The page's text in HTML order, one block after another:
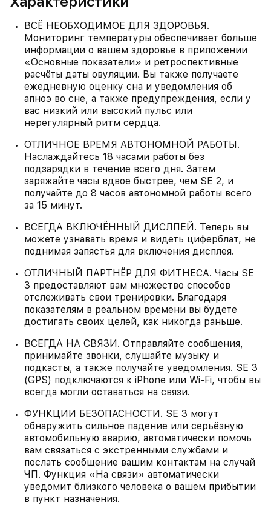
ВСЁ НЕОБХОДИМОЕ ДЛЯ ЗДОРОВЬЯ.
Мониторинг температуры обеспечивает больше
информации о вашем здоровье в приложении
«Основные показатели» и ретроспективные
расчёты даты овуляции. Вы также получаете
ежедневную оценку сна и уведомления об
апноэ во сне, а также предупреждения, если у
вас низкий или высокий пульс или
нерегулярный ритм сердца.
ОТЛИЧНОЕ ВРЕМЯ АВТОНОМНОЙ РАБОТЫ.
Наслаждайтесь 18 часами работы без
подзарядки в течение всего дня. Затем
заряжайте часы вдвое быстрее, чем SE 2, и
получайте до 8 часов автономной работы всего
за 15 минут.
ВСЕГДА ВКЛЮЧЁННЫЙ ДИСЛПЕЙ. Теперь вы
можете узнавать время и видеть циферблат, не
поднимая запястья для включения дисплея.
ОТЛИЧНЫЙ ПАРТНЁР ДЛЯ ФИТНЕСА. Часы SE
3 предоставляют вам множество способов
отслеживать свои тренировки. Благодаря
показателям в реальном времени вы будете
достигать своих целей, как никогда раньше.
ВСЕГДА НА СВЯЗИ. Отправляйте сообщения,
принимайте звонки, слушайте музыку и
подкасты, а также получайте уведомления. SE 3
(GPS) подключаются к iPhone или Wi‑Fi, чтобы вы
всегда могли оставаться на связи.
ФУНКЦИИ БЕЗОПАСНОСТИ. SE 3 могут
обнаружить сильное падение или серьёзную
автомобильную аварию, автоматически помочь
вам связаться с экстренными службами и
послать сообщение вашим контактам на случай
ЧП. Функция «На связи» автоматически
уведомит близкого человека о вашем прибытии
в пункт назначения.